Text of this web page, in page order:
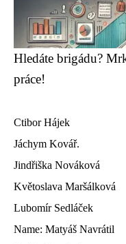
Hledáte brigádu?
práce!
Ctibor Hájek
Jáchym Kovář.
Jindřiška Nováková
Květoslava Maršálková
Lubomír Sedláček
Name: Matyáš Navrátil